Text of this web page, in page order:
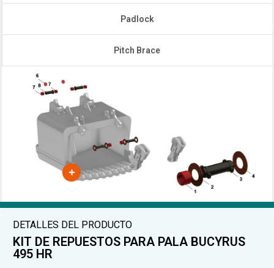
Padlock
Pitch Brace
DETALLES DEL PRODUCTO
KIT DE REPUESTOS PARA PALA BUCYRUS
495 HR